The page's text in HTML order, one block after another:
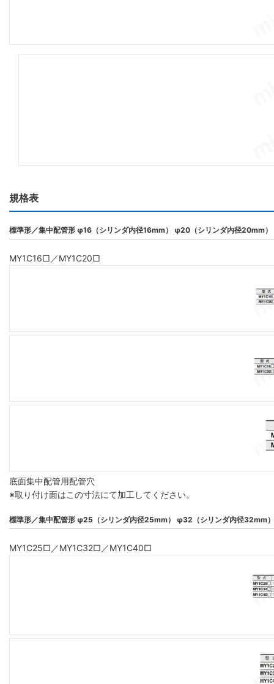
規格表
標準形／集中配管形 φ16（シリンダ内径16mm） φ20（シリンダ内径20mm）
MY1C16□／MY1C20□
底面集中配管用配管穴
※取り付け面はこの寸法にて加工してください。
標準形／集中配管形 φ25（シリンダ内径25mm） φ32（シリンダ内径32mm
MY1C25□／MY1C32□／MY1C40□